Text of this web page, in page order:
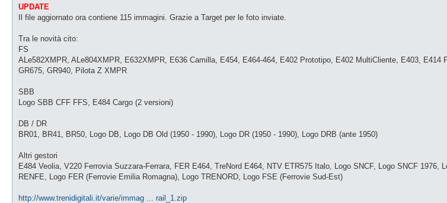
UPDATE
Il file aggiornato ora contiene 115 immagini. Grazie a Target per le foto inviate.
Tra le novità cito:
FS
ALe582XMPR, ALe804XMPR, E632XMPR, E636 Camilla, E454, E464-464, E402 Prototipo, E402 MultiCliente, E403, E414
GR675, GR940, Pilota Z XMPR
SBB
Logo SBB CFF FFS, E484 Cargo (2 versioni)
DB / DR
BR01, BR41, BR50, Logo DB, Logo DB Old (1950 - 1990), Logo DR (1950 - 1990), Logo DRB (ante 1950)
Altri gestori
E484 Veolia, V220 Ferrovia Suzzara-Ferrara, FER E464, TreNord E464, NTV ETR575 Italo, Logo SNCF, Logo SNCF 1976,
RENFE, Logo FER (Ferrovie Emilia Romagna), Logo TRENORD, Logo FSE (Ferrovie Sud-Est)
http://www.trenidigitali.it/varie/immag ... rail_1.zip